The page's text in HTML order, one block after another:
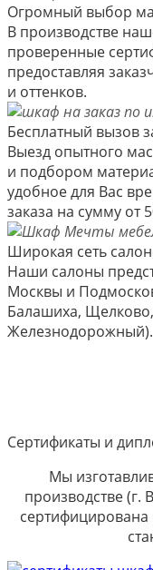
Огромный выбор
В производстве
проверенные
предоставляя
и оттенков.
Бесплатный вызов
Выезд опытного
и подбором
удобное для Вас
заказа на сумму от
Широкая сеть
Наши салоны
Москвы и
Балашиха,
Железнодорожный).
Сертификаты и
Мы
производстве
сертифицирована